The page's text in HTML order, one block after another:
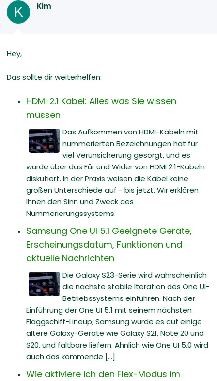
K Kim
Hey,
Das sollte dir weiterhelfen:
HDMI 2.1 Kabel: Alles was Sie wissen
müssen
Das Aufkommen von HDMI-Kabeln mit
nummerierten Bezeichnungen hat für
viel Verunsicherung gesorgt, und es
wurde über das Für und Wider von HDMI 2.1-Kabeln
diskutiert. In der Praxis weisen die Kabel keine
großen Unterschiede auf - bis jetzt. Wir erklären
Ihnen den Sinn und Zweck des
Nummerierungssystems.
Samsung One UI 5.1 Geeignete Geräte,
Erscheinungsdatum, Funktionen und
aktuelle Nachrichten
Die Galaxy S23-Serie wird wahrscheinlich
die nächste stabile Iteration des One UI-
Betriebssystems einführen. Nach der
Einführung der One UI 5.1 mit seinem nächsten
Flaggschiff-Lineup, Samsung würde es auf einige
ältere Galaxy-Geräte wie Galaxy S21, Note 20 und
S20, und faltbare liefern. Ähnlich wie One UI 5.0 wird
auch das kommende [...]
Wie aktiviere ich den Flex-Modus im